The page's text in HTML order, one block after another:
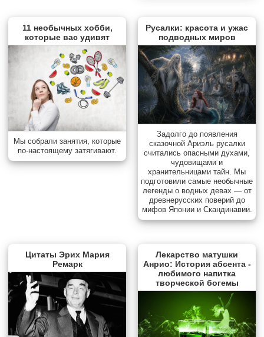
11 необычных хобби,
которые вас удивят
Мы собрали занятия, которые
по-настоящему затягивают.
Русалки: красота и ужас
подводных миров
Задолго до появления
сказочной Ариэль русалки
считались опасными духами,
чудовищами и
хранительницами тайн. Мы
подготовили самые необычные
легенды о водных девах — от
древнерусских поверий до
мифов Японии и Скандинавии.
Цитаты Эрих Мария
Ремарк
Лекарство матушки
Анрио: История абсента -
любимого напитка
творческой богемы